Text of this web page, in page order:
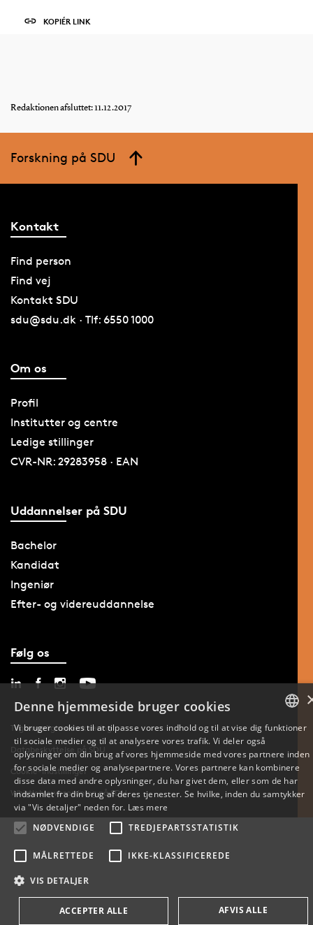
KOPIÉR LINK
Redaktionen afsluttet: 11.12.2017
Forskning på SDU
Kontakt
Find person
Find vej
Kontakt SDU
sdu@sdu.dk · Tlf: 6550 1000
Om os
Profil
Institutter og centre
Ledige stillinger
CVR-NR: 29283958 · EAN
Uddannelser på SDU
Bachelor
Kandidat
Ingeniør
Efter- og videreuddannelse
Følg os
Tilgængelighedserklæring
Databeskyttelse på SDU
Cookie-indstillinger
Whistleblowerordning på SDU
ENGLISH
Denne hjemmeside bruger cookies
Vi bruger cookies til at tilpasse vores indhold og til at vise dig funktioner
til sociale medier og til at analysere vores trafik. Vi deler også
oplysninger om din brug af vores hjemmeside med vores partnere inden
for sociale medier og analysepartnere. Vores partnere kan kombinere
disse data med andre oplysninger, du har givet dem, eller som de har
indsamlet fra din brug af deres tjenester. Se hvilke, inden du samtykker
via "Vis detaljer" neden for. Læs mere
NØDVENDIGE
TREDJEPARTSSTATISTIK
MÅLRETTEDE IKKE-KLASSIFICEREDE
VIS DETALJER
ACCEPTER ALLE AFVIS ALLE